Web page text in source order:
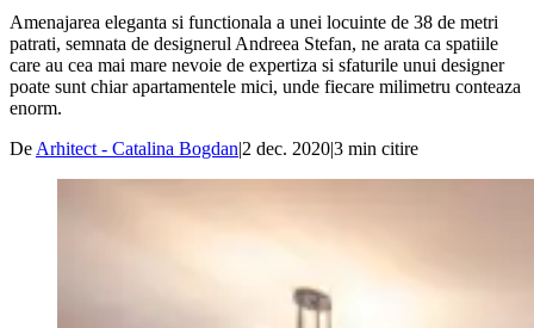
Amenajarea eleganta si functionala a unei locuinte de 38 de metri
patrati, semnata de designerul Andreea Stefan, ne arata ca spatiile
care au cea mai mare nevoie de expertiza si sfaturile unui designer
poate sunt chiar apartamentele mici, unde fiecare milimetru conteaza
enorm.
De Arhitect - Catalina Bogdan|2 dec. 2020|3 min citire